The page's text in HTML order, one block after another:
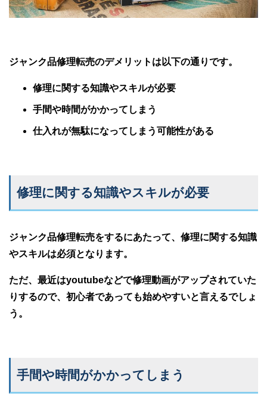
ジャンク品修理転売のデメリットは以下の通りです。
修理に関する知識やスキルが必要
手間や時間がかかってしまう
仕入れが無駄になってしまう可能性がある
修理に関する知識やスキルが必要
ジャンク品修理転売をするにあたって、修理に関する知識
やスキルは必須となります。
ただ、最近はyoutubeなどで修理動画がアップされていた
りするので、初心者であっても始めやすいと言えるでしょ
う。
手間や時間がかかってしまう